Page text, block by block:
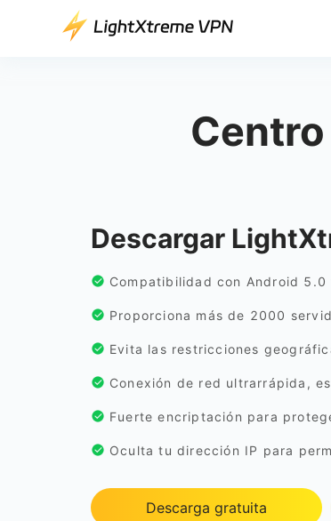
Descargar
Compatibilidad con Android 5.0
Proporciona más de 2000
Evita las restricciones
Conexión de red ultrarrápida,
Fuerte encriptación para
Oculta tu dirección IP para
Descarga gratuita